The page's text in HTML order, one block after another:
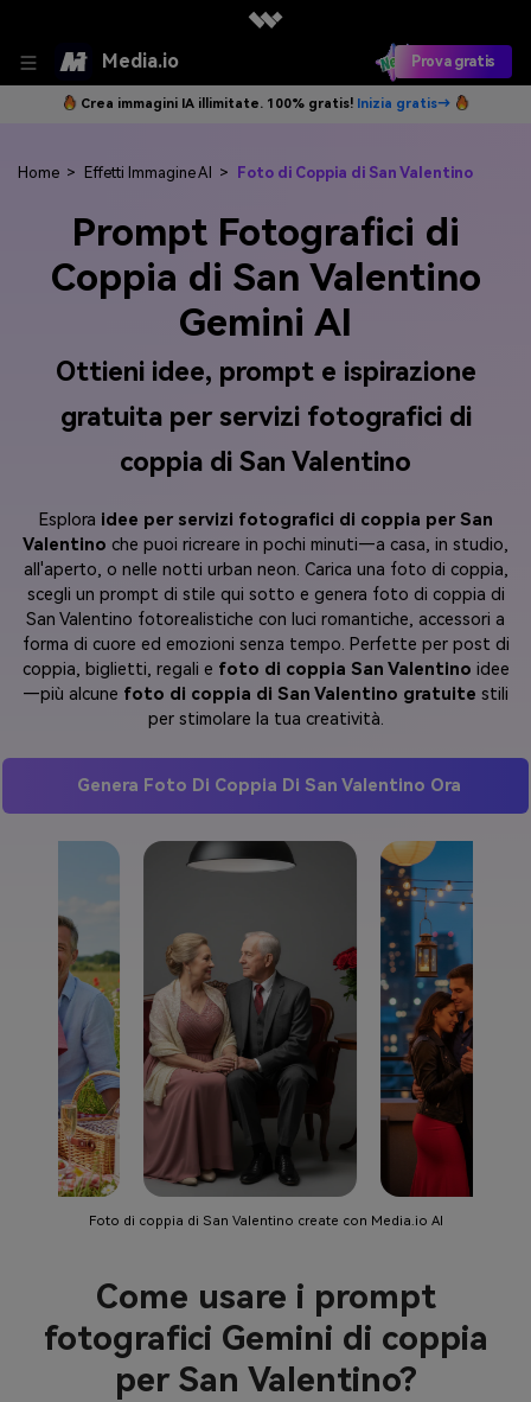
Media.io Prova gratis
Crea immagini IA illimitate. 100% gratis! Inizia gratis→
Home > Effetti Immagine AI > Foto di Coppia di San Valentino
Prompt Fotografici di
Coppia di San Valentino
Gemini AI
Ottieni idee, prompt e ispirazione
gratuita per servizi fotografici di
coppia di San Valentino
Esplora idee per servizi fotografici di coppia per San
Valentino che puoi ricreare in pochi minuti—a casa, in studio,
all'aperto, o nelle notti urban neon. Carica una foto di coppia,
scegli un prompt di stile qui sotto e genera foto di coppia di
San Valentino fotorealistiche con luci romantiche, accessori a
forma di cuore ed emozioni senza tempo. Perfette per post di
coppia, biglietti, regali e foto di coppia San Valentino idee
—più alcune foto di coppia di San Valentino gratuite stili
per stimolare la tua creatività.
Genera Foto Di Coppia Di San Valentino Ora
Foto di coppia di San Valentino create con Media.io AI
Come usare i prompt
fotografici Gemini di coppia
per San Valentino?